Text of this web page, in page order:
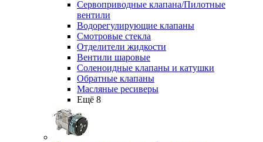
Сервоприводные клапана/Пилотные
вентили
Водорегулирующие клапаны
Смотровые стекла
Отделители жидкости
Вентили шаровые
Соленоидные клапаны и катушки
Обратные клапаны
Масляные ресиверы
Ещё 8